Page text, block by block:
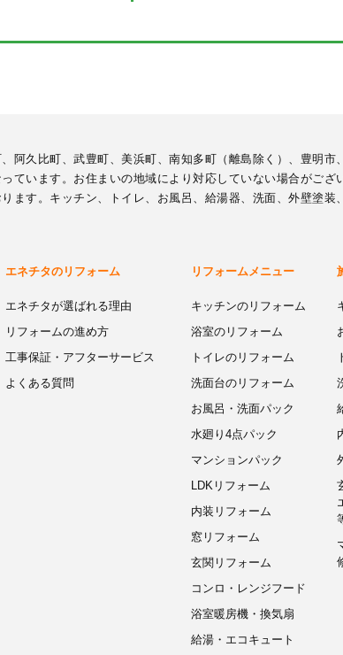
阿久比町、武豊町、美浜町、南知多町（離島除く）、豊明
ています。お住まいの地域により対応していない場合がござ
ます。キッチン、トイレ、お風呂、給湯器、洗面、外壁塗装
エネチタのリフォーム
エネチタが選ばれる理由
リフォームの進め方
工事保証・アフターサービス
よくある質問
リフォームメニュー
キッチンのリフォーム
浴室のリフォーム
トイレのリフォーム
洗面台のリフォーム
お風呂・洗面パック
水廻り4点パック
マンションパック
LDKリフォーム
内装リフォーム
窓リフォーム
玄関リフォーム
コンロ・レンジフード
浴室暖房機・換気扇
給湯・エコキュート